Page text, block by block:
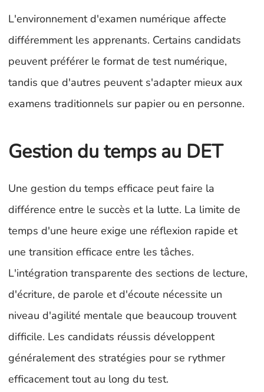
L'environnement d'examen numérique affecte
différemment les apprenants. Certains candidats
peuvent préférer le format de test numérique,
tandis que d'autres peuvent s'adapter mieux aux
examens traditionnels sur papier ou en personne.
Gestion du temps au DET
Une gestion du temps efficace peut faire la
différence entre le succès et la lutte. La limite de
temps d'une heure exige une réflexion rapide et
une transition efficace entre les tâches.
L'intégration transparente des sections de lecture,
d'écriture, de parole et d'écoute nécessite un
niveau d'agilité mentale que beaucoup trouvent
difficile. Les candidats réussis développent
généralement des stratégies pour se rythmer
efficacement tout au long du test.